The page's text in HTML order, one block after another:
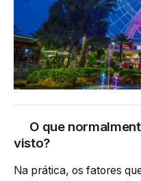
O que
visto?
Na prática, os fatores